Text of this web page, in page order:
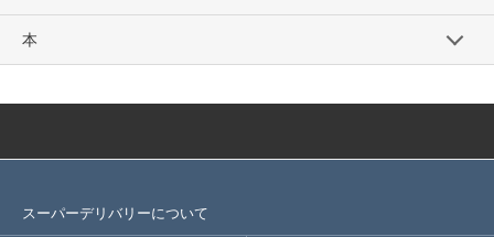
本
スーパーデリバリーについて